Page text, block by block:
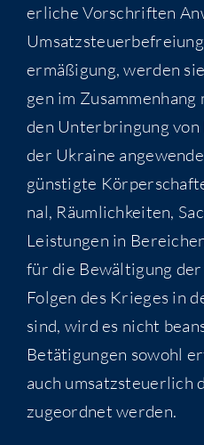
er­li­che Vor­schrif­ten
ermä­ßi­gung, wer­den
gen im
den Unter­brin­gung
der Ukrai­ne
güns­tig­te
nal, Räum­lich­kei­ten,
Leis­tun­gen in
für die Bewäl­ti­gung
Fol­gen des Krie­ges in
sind, wird es nicht
Betä­ti­gun­gen sowohl
auch umsatz­steu­er­lich
zuge­ord­net werden.